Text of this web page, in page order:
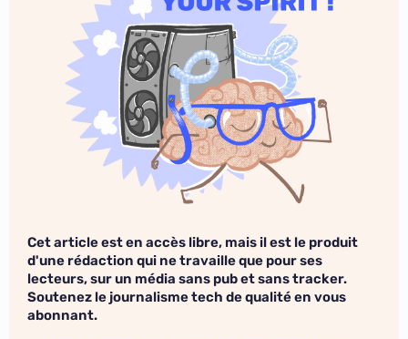
Cet article est en accès libre, mais il est le produit
d'une rédaction qui ne travaille que pour ses
lecteurs, sur un média sans pub et sans tracker.
Soutenez le journalisme tech de qualité en vous
abonnant.